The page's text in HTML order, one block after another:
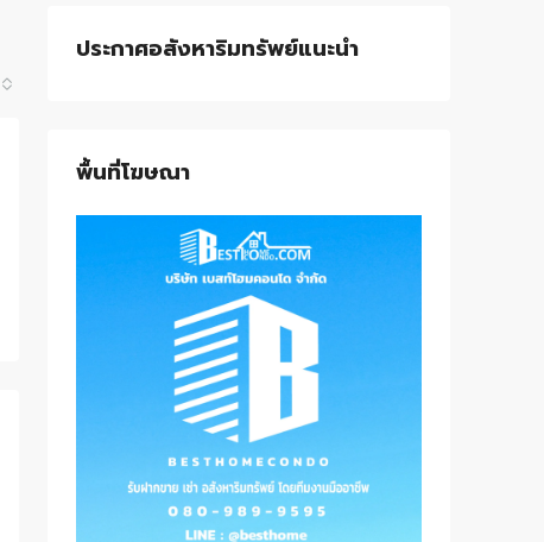
ประกาศอสังหาริมทรัพย์แนะนำ
พื้นที่โฆษณา